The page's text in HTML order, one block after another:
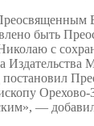
быть
с
Орехово-
—